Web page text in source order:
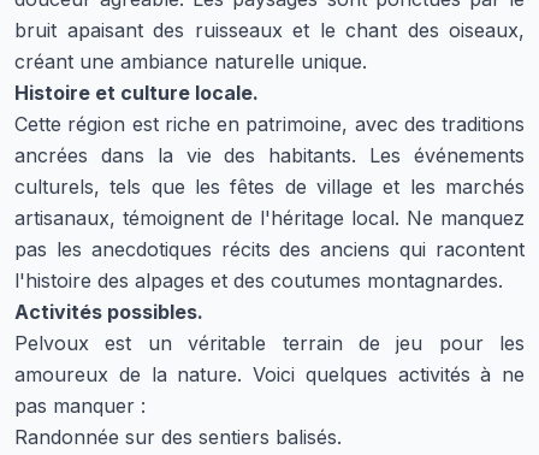
bruit apaisant des ruisseaux et le chant des oiseaux,
créant une ambiance naturelle unique.
Histoire et culture locale.
Cette région est riche en patrimoine, avec des traditions
ancrées dans la vie des habitants. Les événements
culturels, tels que les fêtes de village et les marchés
artisanaux, témoignent de l'héritage local. Ne manquez
pas les anecdotiques récits des anciens qui racontent
l'histoire des alpages et des coutumes montagnardes.
Activités possibles.
Pelvoux est un véritable terrain de jeu pour les
amoureux de la nature. Voici quelques activités à ne
pas manquer :
Randonnée sur des sentiers balisés.